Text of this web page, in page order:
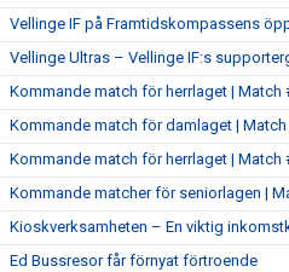
Vellinge IF på Framtidskompassens
Vellinge Ultras – Vellinge IF:s
Kommande match för herrlaget | Match
Kommande match för damlaget |
Kommande match för herrlaget | Match
Kommande matcher för seniorlagen |
Kioskverksamheten – En viktig
Ed Bussresor får förnyat förtroende